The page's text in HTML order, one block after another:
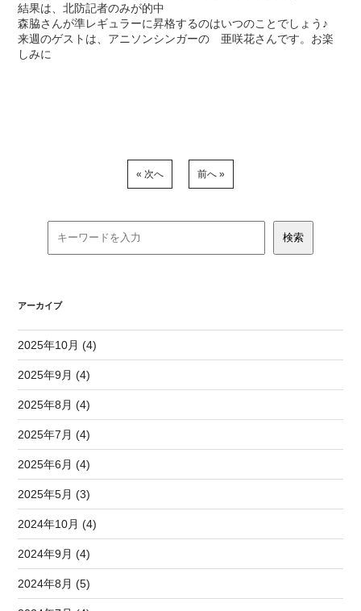
結果は、北防記者のみが的中
森脇さんが準レギュラーに昇格するのはいつのことでしょう♪
来週のゲストは、アニソンシンガーの 亜咲花さんです。お楽
しみに
« 次へ 前へ »
アーカイブ
2025年10月 (4)
2025年9月 (4)
2025年8月 (4)
2025年7月 (4)
2025年6月 (4)
2025年5月 (3)
2024年10月 (4)
2024年9月 (4)
2024年8月 (5)